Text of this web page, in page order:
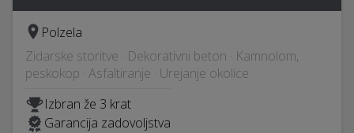
Polzela
Zidarske storitve · Dekorativni beton · Kamnolom,
peskokop · Asfaltiranje · Urejanje okolice
Izbran že 3 krat
Garancija zadovoljstva